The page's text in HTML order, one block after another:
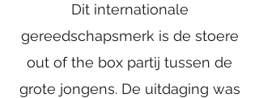
Dit internationale
gereedschapsmerk is de stoere
out of the box partij tussen de
grote jongens. De uitdaging was